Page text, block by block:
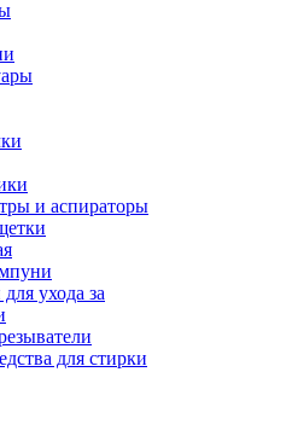
и аспираторы
ухода за
для стирки